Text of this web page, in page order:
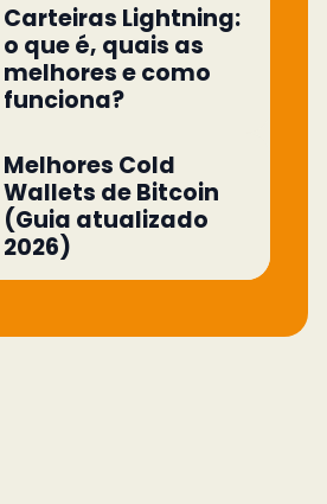
Carteiras Lightning:
o que é, quais as
melhores e como
funciona?
Melhores Cold
Wallets de Bitcoin
(Guia atualizado
2026)